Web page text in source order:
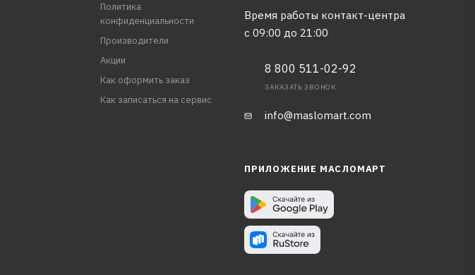
Политика
конфиденциальности
Производители
Акции
Как оформить заказ
Как записаться на сервис
Время работы контакт-центра
с 09:00 до 21:00
8 800 511-02-92
ЗАКАЗАТЬ ЗВОНОК
info@maslomart.com
ПРИЛОЖЕНИЕ МАСЛОМАРТ